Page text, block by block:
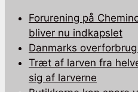
Forurening på
bliver nu indkapslet
Danmarks
Træt af larven fra
sig af larverne